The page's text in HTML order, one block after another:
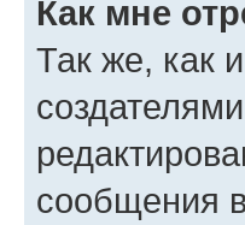
Как мне
Так же, как
сообщения